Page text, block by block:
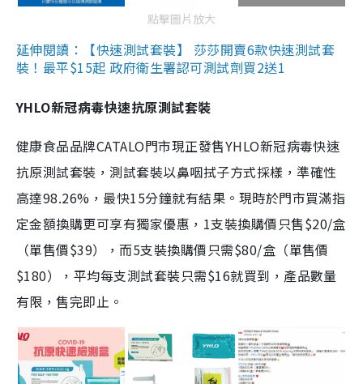
點擊圖片放大
延伸閱讀：【快速測試套裝】 莎莎開賣6款快速測試套
裝！最平$15起 政府衛生署認可測試劑買2送1
YHLO新冠病毒快速抗原測試套裝
健康食品品牌CATALO門市現正發售YHLO新冠病毒快速
抗原測試套裝，測試套裝以鼻咽拭子方式採樣，準確性
高達98.26%，最快15分鐘就有結果。現時於門市買滿指
定金額換購更可享有獨家優惠，1支裝換購價只售$20/盒
（單售價$39），而5支裝換購價只需$80/盒（單售價
$180），平均每支測試套裝只需$16就買到，產品數量
有限，售完即止。